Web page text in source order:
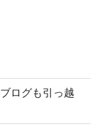
ログも引っ越